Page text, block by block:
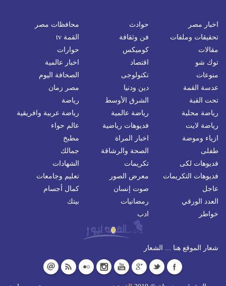
اخبار مصر حوادث
محافظات مصر
تحقيقات وملفات
فن وثقافة
القمة tv
مقالات
كوميكس
حوارات
توك شو
اقتصاد
اخبار عالمية
منوعات
تكنولوجى
الصحافة اليوم
عدسة القمة
دين ودنيا
مصر زمان
تحت القبة
الشرق الأوسط
رياضة
رياضة محلية
رياضة عالمية
رياضة عربية وافريقية
رياضة لايت
فديوهات رياضية
عالم حواء
ازياء وموضة
اخبار المراة
مطبخ
طفلى
الصحة والرشاقة
جمالك
فديوهات لكى
تكريمات
الشهادات
فديوهات التكريمات
معرض الصور
تعليم وجامعات
عاجل
صوت إنسان
كمال أجسام
العدد الورقي
رمضانيات
بيتك
خواطر
ادب
شعار الموقع هنا ... الشعار